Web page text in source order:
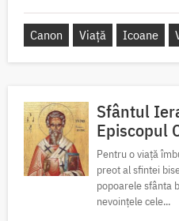
Canon Viață Icoane
Sfântul
Episcopul
Pentru o viață
preot al sfintei
popoarele sfânta
nevoințele cele...